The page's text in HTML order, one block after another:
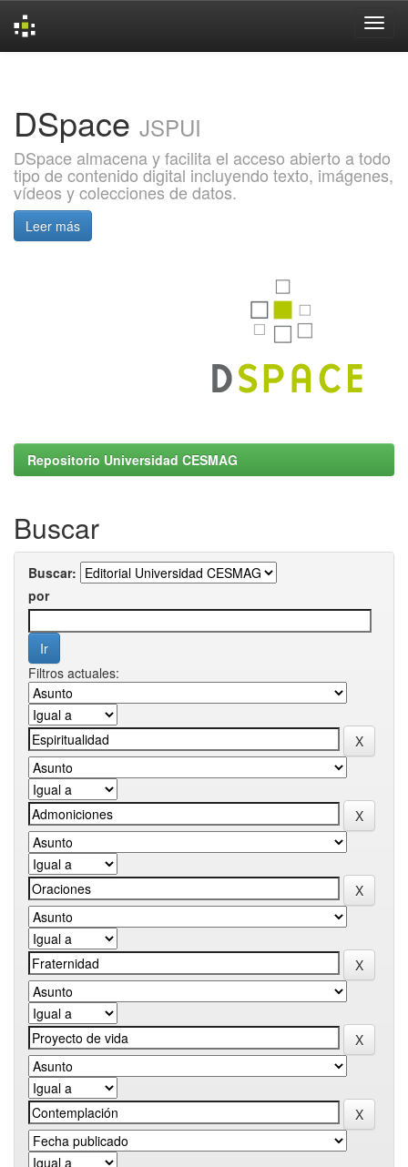
DSpace JSPUI
DSpace almacena y facilita el acceso abierto a todo
tipo de contenido digital incluyendo texto, imágenes,
vídeos y colecciones de datos.
Leer más
Repositorio Universidad CESMAG
Buscar
Buscar:
por
Filtros actuales: